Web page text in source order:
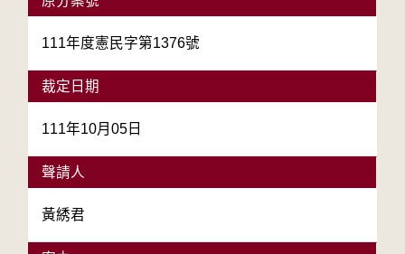
111年度憲民字第1376號
裁定日期
111年10月05日
聲請人
黃綉君